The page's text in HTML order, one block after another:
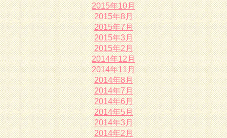
2015年10月
2015年8月
2015年7月
2015年3月
2015年2月
2014年12月
2014年11月
2014年8月
2014年7月
2014年6月
2014年5月
2014年3月
2014年2月